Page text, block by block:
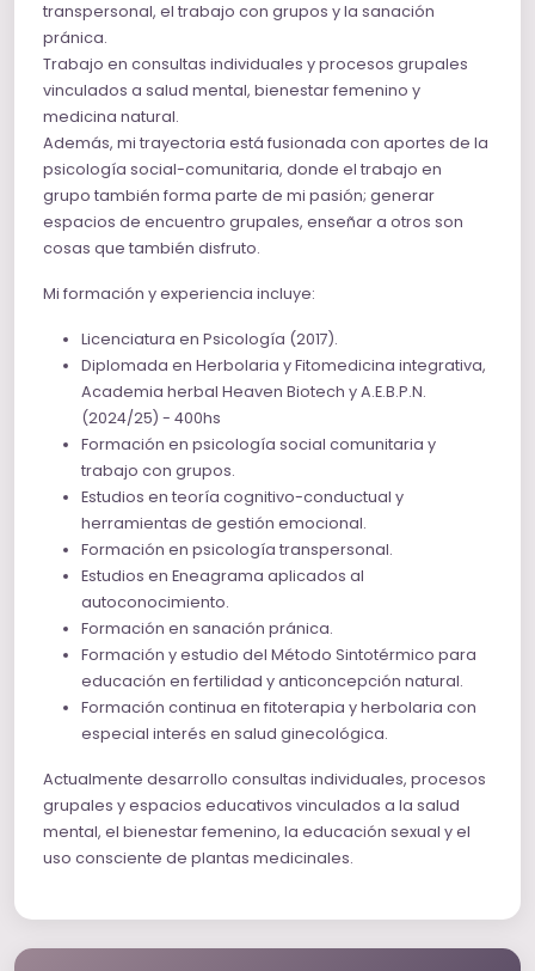
transpersonal, el trabajo con grupos y la sanación
pránica.
Trabajo en consultas individuales y procesos grupales
vinculados a salud mental, bienestar femenino y
medicina natural.
Además, mi trayectoria está fusionada con aportes de la
psicología social-comunitaria, donde el trabajo en
grupo también forma parte de mi pasión; generar
espacios de encuentro grupales, enseñar a otros son
cosas que también disfruto.
Mi formación y experiencia incluye:
Licenciatura en Psicología (2017).
Diplomada en Herbolaria y Fitomedicina integrativa,
Academia herbal Heaven Biotech y A.E.B.P.N.
(2024/25) - 400hs
Formación en psicología social comunitaria y
trabajo con grupos.
Estudios en teoría cognitivo-conductual y
herramientas de gestión emocional.
Formación en psicología transpersonal.
Estudios en Eneagrama aplicados al
autoconocimiento.
Formación en sanación pránica.
Formación y estudio del Método Sintotérmico para
educación en fertilidad y anticoncepción natural.
Formación continua en fitoterapia y herbolaria con
especial interés en salud ginecológica.
Actualmente desarrollo consultas individuales, procesos
grupales y espacios educativos vinculados a la salud
mental, el bienestar femenino, la educación sexual y el
uso consciente de plantas medicinales.